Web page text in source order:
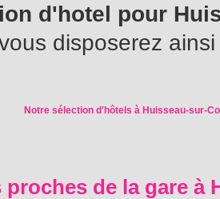
d'hotel pour
disposerez
Notre sélection d'hôtels à Huisseau-sur-
proches de la gare à